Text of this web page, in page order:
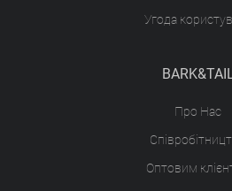
Угода
Про Нас
Оптовим